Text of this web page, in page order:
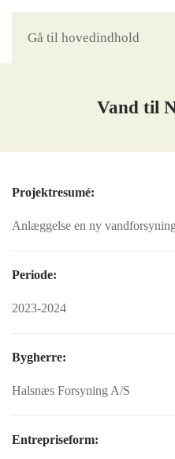
Gå til hovedindhold
Vand til
Projektresumé:
Anlæggelse en ny
Periode:
2023-2024
Bygherre:
Halsnæs Forsyning A/S
Entrepriseform: